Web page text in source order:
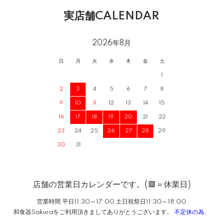
実店舗CALENDAR
2026年8月
日 月 火 水 木 金 土
1
2 3 4 5 6 7 8
9 10 11 12 13 14 15
16 17 18 19 20 21 22
23 24 25 26 27 28 29
30 31
店舗の営業日カレンダーです。(🟥＝休業日)
営業時間 平日11:30～17:00 土日祝祭日11:30～18:00
和食器Sakuraをご利用頂きましてありがとうございます。 不定休の為、